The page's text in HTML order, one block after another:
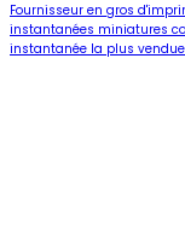
Fournisseur en gros
instantanées miniatures
instantanée la plus